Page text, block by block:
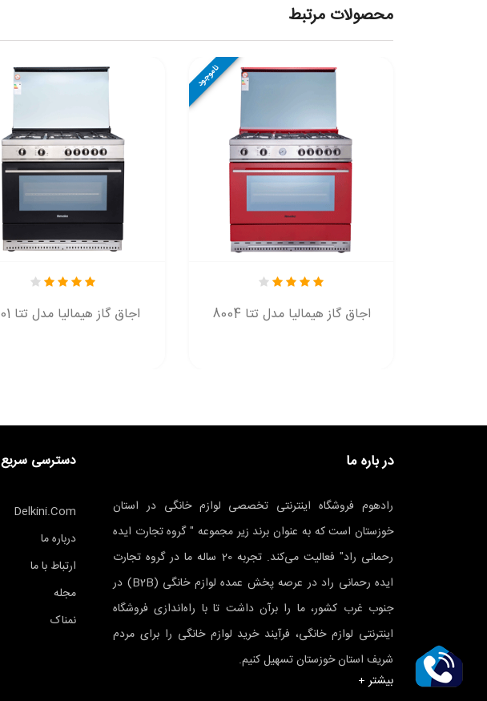
محصولات مرتبط
اجاق گاز هیمالیا مدل تتا 8001
ناموجود
اجاق گاز هیمالیا مدل تتا 8004
در باره ما
رادهوم فروشگاه اینترنتی تخصصی لوازم خانگی در استان
خوزستان است که به عنوان برند زیر مجموعه " گروه تجارت ایده
رحمانی راد" فعالیت می‌کند. تجربه 20 ساله ما در گروه تجارت
ایده رحمانی راد در عرصه پخش عمده لوازم خانگی (B2B) در
جنوب غرب کشور، ما را برآن داشت تا با راه‌اندازی فروشگاه
اینترنتی لوازم خانگی، فرآیند خرید لوازم خانگی را برای مردم
شریف استان خوزستان تسهیل کنیم.
بیشتر +
دسترسی سریع
Delkini.com
درباره ما
ارتباط با ما
مجله
نمناک